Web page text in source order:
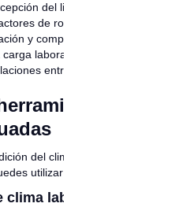
del liderazgo
de rotación
y compromiso
laboral real
entre equipos
del clima laboral
utilizar:
laboral